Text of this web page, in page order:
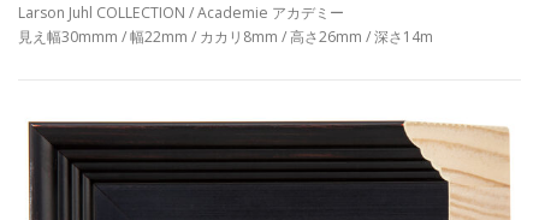
Larson Juhl COLLECTION / Academie アカデミー
見え幅30mmm / 幅22mm / カカリ8mm / 高さ26mm / 深さ14m